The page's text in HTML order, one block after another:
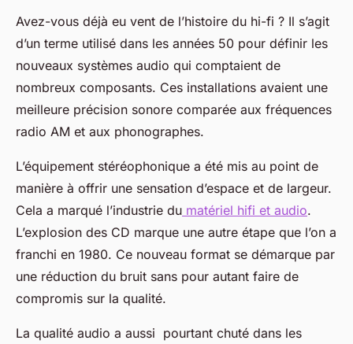
Avez-vous déjà eu vent de l’histoire du hi-fi ? Il s’agit
d’un terme utilisé dans les années 50 pour définir les
nouveaux systèmes audio qui comptaient de
nombreux composants. Ces installations avaient une
meilleure précision sonore comparée aux fréquences
radio AM et aux phonographes.
L’équipement stéréophonique a été mis au point de
manière à offrir une sensation d’espace et de largeur.
Cela a marqué l’industrie du matériel hifi et audio.
L’explosion des CD marque une autre étape que l’on a
franchi en 1980. Ce nouveau format se démarque par
une réduction du bruit sans pour autant faire de
compromis sur la qualité.
La qualité audio a aussi pourtant chuté dans les